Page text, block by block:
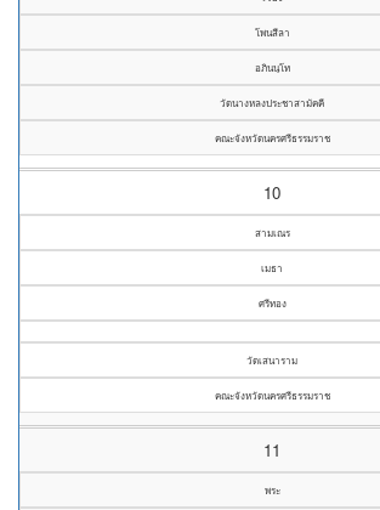
โพนสีลา
อภินนฺโท
วัดนางหลงประชาสามัคคี
คณะจังหวัดนครศรีธรรมราช
10
สามเณร
เมธา
ศรีทอง
วัดเสนาราม
คณะจังหวัดนครศรีธรรมราช
11
พระ